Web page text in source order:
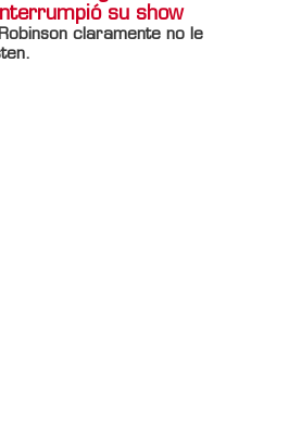
su show
claramente no le